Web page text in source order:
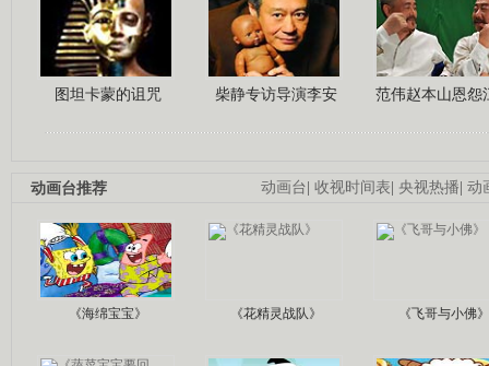
图坦卡蒙的诅咒 柴静专访导演李安 范伟赵本山恩怨
动画台| 收视时间表| 央视热播| 动
动画台推荐
《海绵宝宝》 《花精灵战队》 《飞哥与小佛》